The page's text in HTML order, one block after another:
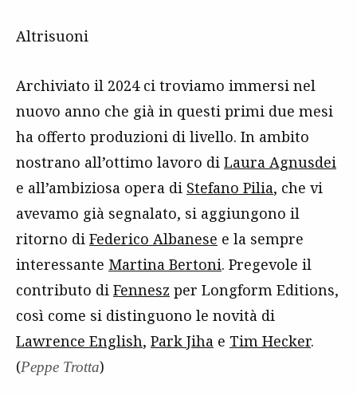
Altrisuoni
Archiviato il 2024 ci troviamo immersi nel
nuovo anno che già in questi primi due mesi
ha offerto produzioni di livello. In ambito
nostrano all’ottimo lavoro di Laura Agnusdei
e all’ambiziosa opera di Stefano Pilia, che vi
avevamo già segnalato, si aggiungono il
ritorno di Federico Albanese e la sempre
interessante Martina Bertoni. Pregevole il
contributo di Fennesz per Longform Editions,
così come si distinguono le novità di
Lawrence English, Park Jiha e Tim Hecker.
(Peppe Trotta)